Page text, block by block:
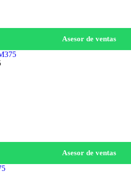
Asesor de ventas
Asesor de ventas